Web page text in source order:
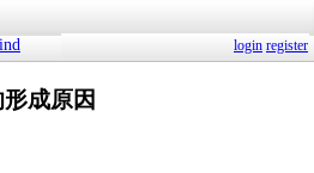
login register
成原因